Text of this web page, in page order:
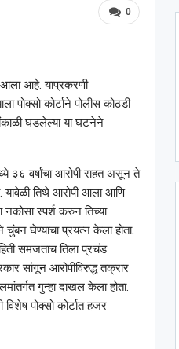
0
आला आहे. याप्रकरणी
पोक्सो कोर्टाने पोलीस कोठडी
घडलेल्या या घटनेने
३६ वर्षांचा आरोपी राहत असून ते
यावेळी तिथे आरोपी आला आणि
स्पर्श करुन तिच्या
चुंबन घेण्याचा प्रयत्न केला होता.
समजताच तिला प्रचंड
सांगून आरोपीविरुद्ध तक्रार
गुन्हा दाखल केला होता.
पोक्सो कोर्टात हजर